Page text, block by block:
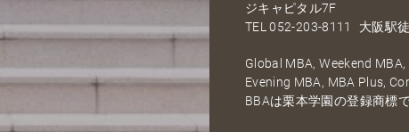
ジキャピタル7F
TEL052-203-8111 大阪駅
Global MBA, Weekend
Evening MBA, MBA Plus,
BBAは栗本学園の登録商標